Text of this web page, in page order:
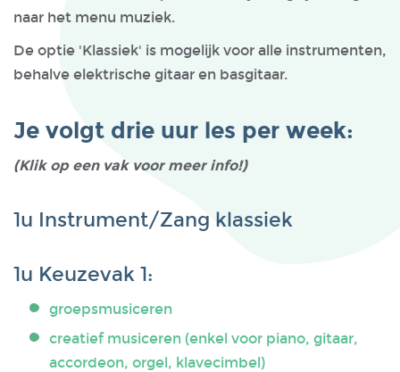
naar het menu muziek.
De optie 'Klassiek' is mogelijk voor alle instrumenten,
behalve elektrische gitaar en basgitaar.
Je volgt drie uur les per week:
(Klik op een vak voor meer info!)
1u Instrument/Zang klassiek
1u Keuzevak 1:
groepsmusiceren
creatief musiceren (enkel voor piano, gitaar,
accordeon, orgel, klavecimbel)